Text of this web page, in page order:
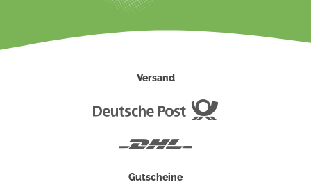
Versand
Gutscheine